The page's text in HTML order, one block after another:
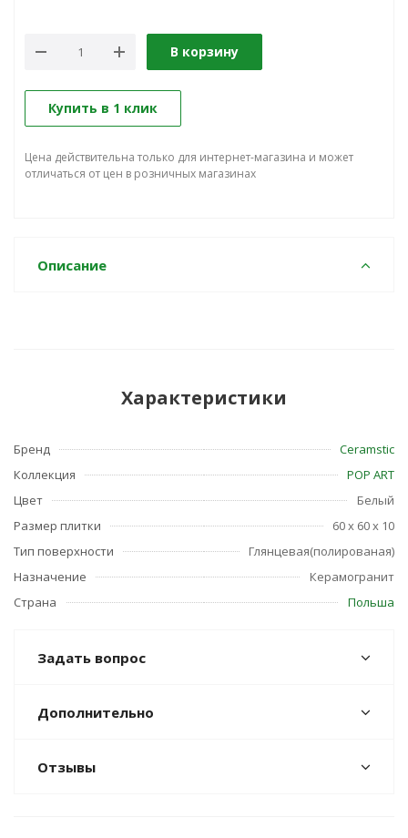
В корзину
Купить в 1 клик
Цена действительна только для интернет-магазина и может
отличаться от цен в розничных магазинах
Описание
Характеристики
Бренд
Ceramstic
Коллекция
POP ART
Цвет
Белый
Размер плитки
60 x 60 x 10
Тип поверхности
Глянцевая(полированая)
Назначение
Керамогранит
Страна
Польша
Задать вопрос
Дополнительно
Отзывы